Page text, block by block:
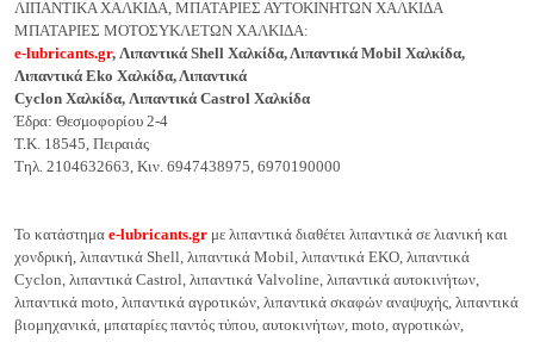
ΛΙΠΑΝΤΙΚΑ ΧΑΛΚΙΔΑ, ΜΠΑΤΑΡΙΕΣ ΑΥΤΟΚΙΝΗΤΩΝ ΧΑΛΚΙΔΑ
ΜΠΑΤΑΡΙΕΣ ΜΟΤΟΣΥΚΛΕΤΩΝ ΧΑΛΚΙΔΑ:
e-lubricants.gr, Λιπαντικά Shell Χαλκίδα, Λιπαντικά Mobil Χαλκίδα,
Λιπαντικά Eko Χαλκίδα, Λιπαντικά
Cyclon Χαλκίδα, Λιπαντικά Castrol Χαλκίδα
Έδρα: Θεσμοφορίου 2-4
Τ.Κ. 18545, Πειραιάς
Τηλ. 2104632663, Κιν. 6947438975, 6970190000
Το κατάστημα e-lubricants.gr με λιπαντικά διαθέτει λιπαντικά σε λιανική και
χονδρική, λιπαντικά Shell, λιπαντικά Mobil, λιπαντικά EKO, λιπαντικά
Cyclon, λιπαντικά Castrol, λιπαντικά Valvoline, λιπαντικά αυτοκινήτων,
λιπαντικά moto, λιπαντικά αγροτικών, λιπαντικά σκαφών αναψυχής, λιπαντικά
βιομηχανικά, μπαταρίες παντός τύπου, αυτοκινήτων, moto, αγροτικών,